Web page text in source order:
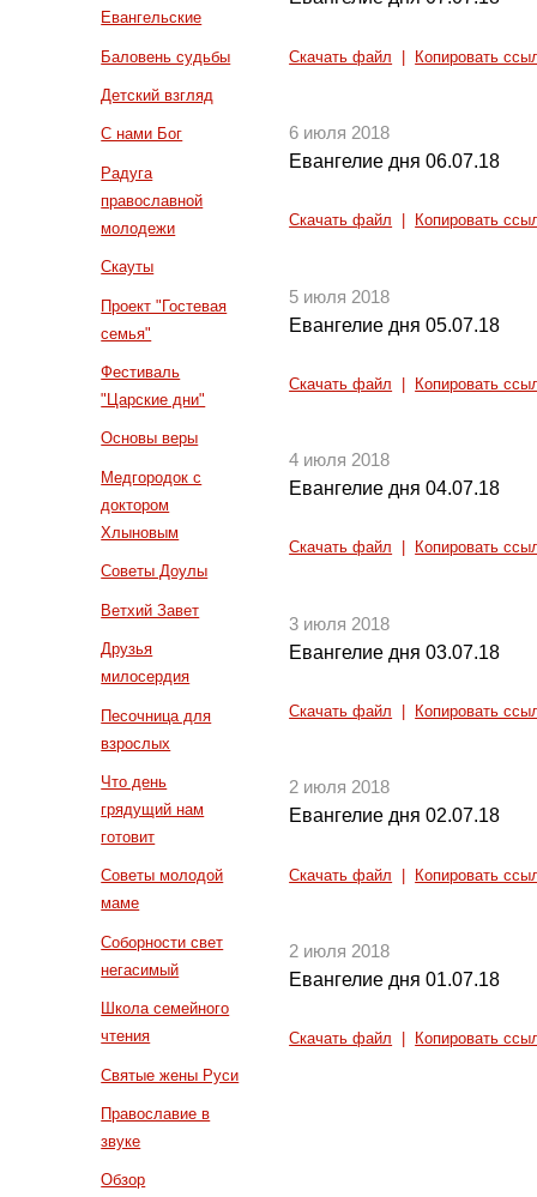
Евангельские
Баловень судьбы
Детский взгляд
С нами Бог
Радуга
православной
молодежи
Скауты
Проект "Гостевая
семья"
Фестиваль
"Царские дни"
Основы веры
Медгородок с
доктором
Хлыновым
Советы Доулы
Ветхий Завет
Друзья
милосердия
Песочница для
взрослых
Что день
грядущий нам
готовит
Советы молодой
маме
Соборности свет
негасимый
Школа семейного
чтения
Святые жены Руси
Православие в
звуке
Обзор
Скачать файл Копировать
6 июля 2018
Евангелие дня 06.07.18
Скачать файл Копировать
5 июля 2018
Евангелие дня 05.07.18
Скачать файл Копировать
4 июля 2018
Евангелие дня 04.07.18
Скачать файл Копировать
3 июля 2018
Евангелие дня 03.07.18
Скачать файл Копировать
2 июля 2018
Евангелие дня 02.07.18
Скачать файл Копировать
2 июля 2018
Евангелие дня 01.07.18
Скачать файл Копировать